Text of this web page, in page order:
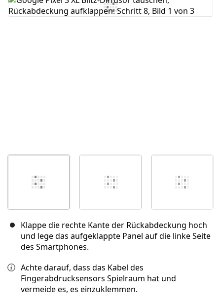
Kommentar hinzufügen
Klappe die rechte Kante der Rückabdeckung hoch
und lege das aufgeklappte Panel auf die linke Seite
des Smartphones.
Achte darauf, dass das Kabel des
Fingerabdrucksensors Spielraum hat und
vermeide es, es einzuklemmen.